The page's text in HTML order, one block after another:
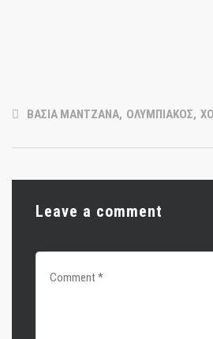
ΒΑΣΙΑ ΜΑΝΤΖΑΝΑ, ΟΛΥΜΠΙΑΚΟΣ,
Leave a comment